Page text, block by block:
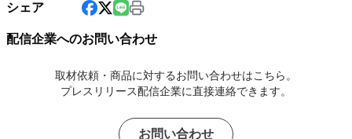
シェア
配信企業へのお問い合わせ
取材依頼・商品に対するお問い合わせはこちら。
プレスリリース配信企業に直接連絡できます。
お問い合わせ